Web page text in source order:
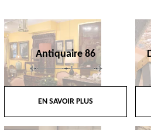
Antiquaire 86
EN SAVOIR PLUS